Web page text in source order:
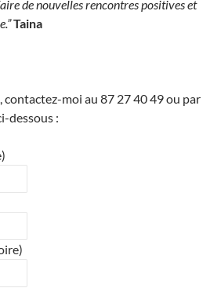
de nouvelles rencontres positives et
Taina
contactez-moi au 87 27 40 49 ou par
dessous :